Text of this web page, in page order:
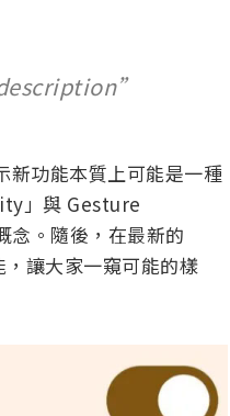
功能本質上可能是一種
」與 Gesture
。隨後，在最新的
讓大家一窺可能的樣